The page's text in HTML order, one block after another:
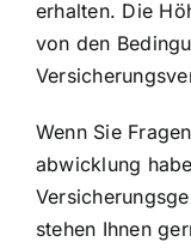
erhalten. Die
von den
Wenn Sie
abwicklung
stehen Ihnen